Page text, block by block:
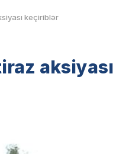
keçiriblər